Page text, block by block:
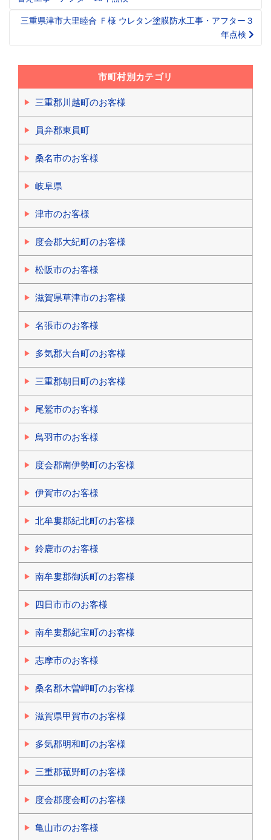
navigation
三重県津市大里睦合 Ｆ様 ウレタン塗膜防水工事・アフター３
年点検
市町村別カテゴリ
三重郡川越町のお客様
員弁郡東員町
桑名市のお客様
岐阜県
津市のお客様
度会郡大紀町のお客様
松阪市のお客様
滋賀県草津市のお客様
名張市のお客様
多気郡大台町のお客様
三重郡朝日町のお客様
尾鷲市のお客様
鳥羽市のお客様
度会郡南伊勢町のお客様
伊賀市のお客様
北牟婁郡紀北町のお客様
鈴鹿市のお客様
南牟婁郡御浜町のお客様
四日市市のお客様
南牟婁郡紀宝町のお客様
志摩市のお客様
桑名郡木曽岬町のお客様
滋賀県甲賀市のお客様
多気郡明和町のお客様
三重郡菰野町のお客様
度会郡度会町のお客様
亀山市のお客様